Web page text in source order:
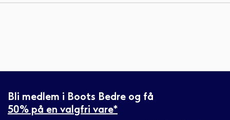
Bli medlem i Boots Bedre og få
50% på en valgfri vare*